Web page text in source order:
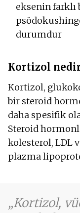
eksenin farklı
durumdur
Kortizol
Kortizol,
bir steroid
daha spesifik
Steroid
kolesterol, LDL
plazma
Kortizol,